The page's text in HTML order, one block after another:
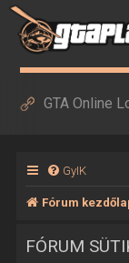
GTA Online
GyIK
Fórum
FÓRUM